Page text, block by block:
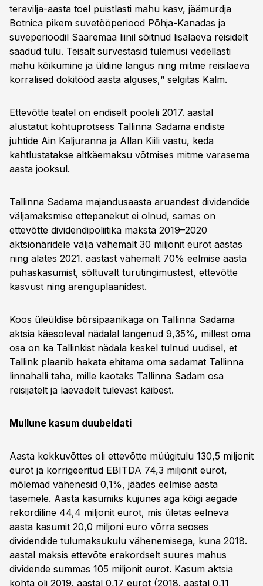
teravilja-aasta toel puistlasti mahu kasv, jäämurdja
Botnica pikem suvetööperiood Põhja-Kanadas ja
suveperioodil Saaremaa liinil sõitnud lisalaeva reisidelt
saadud tulu. Teisalt survestasid tulemusi vedellasti
mahu kõikumine ja üldine langus ning mitme reisilaeva
korralised dokitööd aasta alguses,“ selgitas Kalm.
Ettevõtte teatel on endiselt pooleli 2017. aastal
alustatut kohtuprotsess Tallinna Sadama endiste
juhtide Ain Kaljuranna ja Allan Kiili vastu, keda
kahtlustatakse altkäemaksu võtmises mitme varasema
aasta jooksul.
Tallinna Sadama majandusaasta aruandest dividendide
väljamaksmise ettepanekut ei olnud, samas on
ettevõtte dividendipoliitika maksta 2019–2020
aktsionäridele välja vähemalt 30 miljonit eurot aastas
ning alates 2021. aastast vähemalt 70% eelmise aasta
puhaskasumist, sõltuvalt turutingimustest, ettevõtte
kasvust ning arenguplaanidest.
Koos üleüldise börsipaanikaga on Tallinna Sadama
aktsia käesoleval nädalal langenud 9,35%, millest oma
osa on ka Tallinkist nädala keskel tulnud uudisel, et
Tallink plaanib hakata ehitama oma sadamat Tallinna
linnahalli taha, mille kaotaks Tallinna Sadam osa
reisijatelt ja laevadelt tulevast käibest.
Mullune kasum duubeldati
Aasta kokkuvõttes oli ettevõtte müügitulu 130,5 miljonit
eurot ja korrigeeritud EBITDA 74,3 miljonit eurot,
mõlemad vähenesid 0,1%, jäädes eelmise aasta
tasemele. Aasta kasumiks kujunes aga kõigi aegade
rekordiline 44,4 miljonit eurot, mis ületas eelneva
aasta kasumit 20,0 miljoni euro võrra seoses
dividendide tulumaksukulu vähenemisega, kuna 2018.
aastal maksis ettevõte erakordselt suures mahus
dividende summas 105 miljonit eurot. Kasum aktsia
kohta oli 2019. aastal 0,17 eurot (2018. aastal 0,11